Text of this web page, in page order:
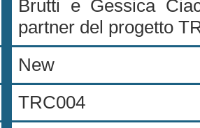
Brutti e Gessica
partner del progetto
New
TRC004